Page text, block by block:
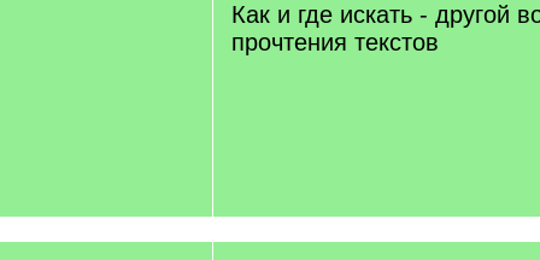
А дети его, Назар
Имя, Отчество отца,
Как и где искать - другой